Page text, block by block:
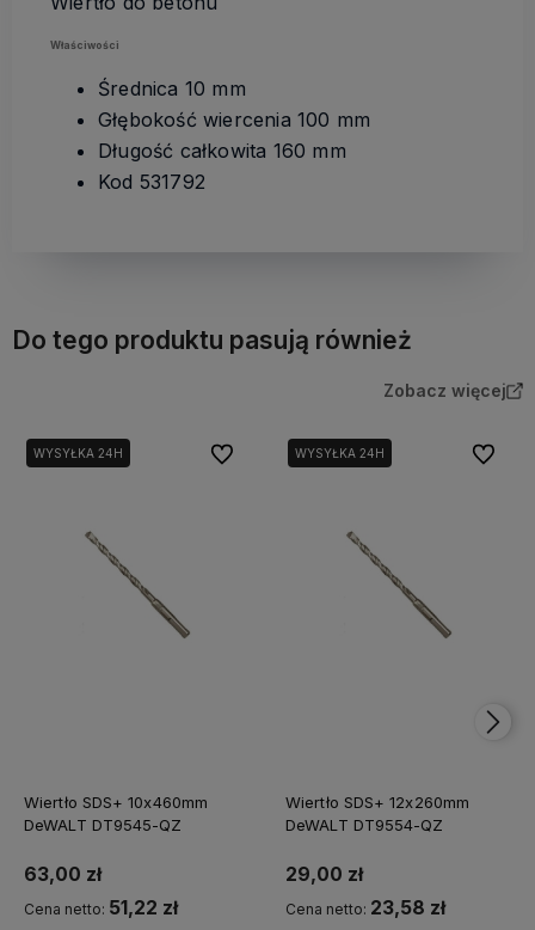
Właściwości
Średnica 10 mm
Głębokość wiercenia 100 mm
Długość całkowita 160 mm
Kod 531792
Do tego produktu pasują również
Zobacz więcej
WYSYŁKA 24H
Wiertło SDS+ 10x460mm
DeWALT DT9545-QZ
63,00 zł
Cena netto: 51,22 zł
Do ulubionychWYSYŁKA 24H
Wiertło SDS+ 12x260mm
DeWALT DT9554-QZ
29,00 zł
Cena netto: 23,58 zł
Do